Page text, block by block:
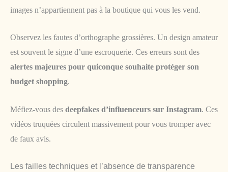
images n’appartiennent pas à la boutique qui vous les vend.
Observez les fautes d’orthographe grossières. Un design amateur
est souvent le signe d’une escroquerie. Ces erreurs sont des
alertes majeures pour quiconque souhaite protéger son
budget shopping.
Méfiez-vous des deepfakes d’influenceurs sur Instagram. Ces
vidéos truquées circulent massivement pour vous tromper avec
de faux avis.
Les failles techniques et l’absence de transparence